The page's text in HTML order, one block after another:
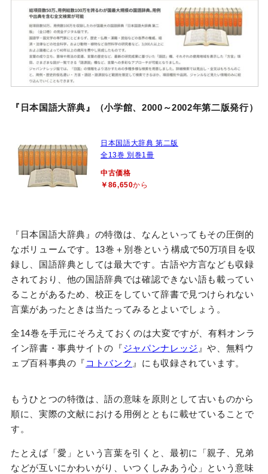
『日本国語大辞典』（小学館、2000～2002年第二版発行）
日本国語大辞典 第二版
全13巻 別巻1冊
中古価格
￥86,650から
『日本国語大辞典』の特徴は、なんといってもその圧倒的
なボリュームです。13巻＋別巻という構成で50万項目を収
録し、国語辞典としては最大です。古語や方言なども収録
されており、他の国語辞典では確認できない語も載ってい
ることがあるため、校正をしていて辞書で見つけられない
言葉があったときは当たってみるとよいでしょう。
全14巻を手元にそろえておくのは大変ですが、有料オンラ
イン辞書・事典サイトの『 ジャパンナレッジ 』や、無料ウ
ェブ百科事典の『 コトバンク 』にも収録されています。
もうひとつの特徴は、語の意味を原則として古いものから
順に、実際の文献における用例とともに載せていることで
す。
たとえば「愛」という言葉を引くと、最初に「親子、兄弟
などが互いにかわいがり、いつくしみあう心」という意味